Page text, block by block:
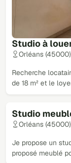
Studio à
Orléans (45000)
Recherche
de 18 m² et le
Studio
Orléans (45000)
Je propose un
proposé meublé